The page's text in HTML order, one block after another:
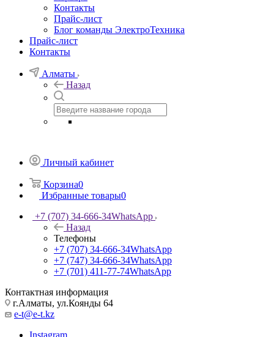
Контакты
Прайс-лист
Блог команды ЭлектроТехника
Прайс-лист
Контакты
Алматы
Назад
Личный кабинет
Корзина0
Избранные товары0
+7 (707) 34-666-34WhatsApp
Назад
Телефоны
+7 (707) 34-666-34WhatsApp
+7 (747) 34-666-34WhatsApp
+7 (701) 411-77-74WhatsApp
Контактная информация
г.Алматы, ул.Коянды 64
e-t@e-t.kz
Instagram